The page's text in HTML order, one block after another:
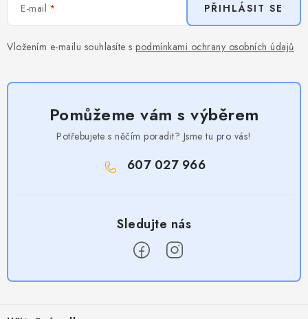
E-mail
Vložením e-mailu souhlasíte s podmínkami ochrany osobních údajů
PŘIHLÁSIT SE
Pomůžeme vám s výběrem
Potřebujete s něčím poradit? Jsme tu pro vás!
607 027 966